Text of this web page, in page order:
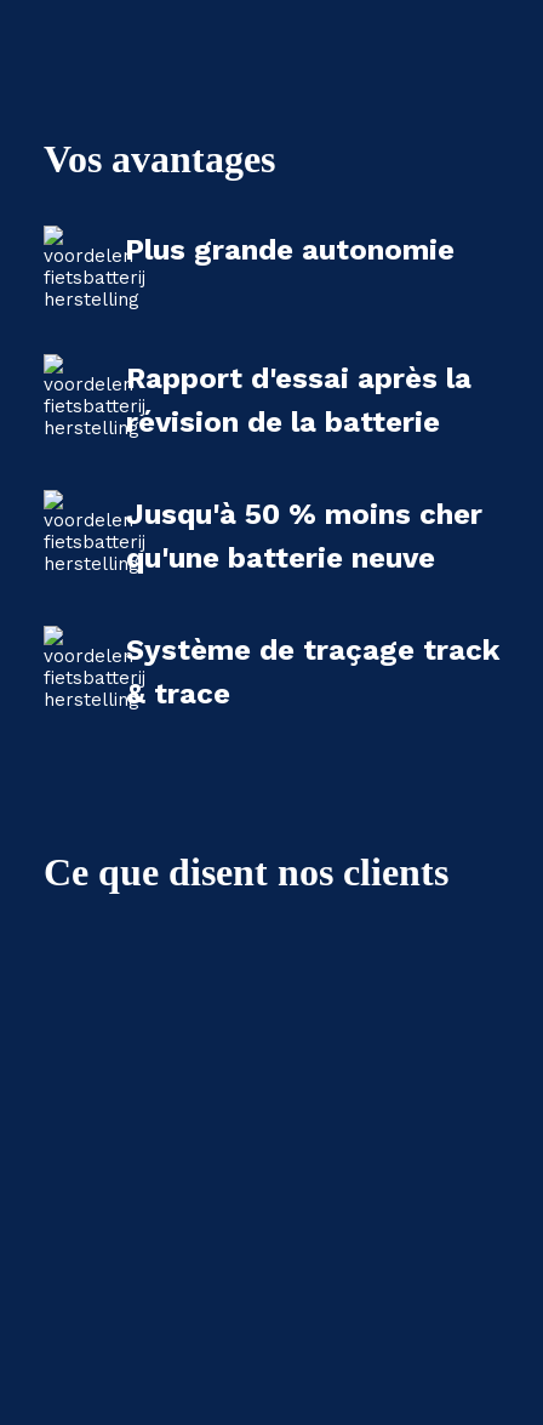
Vos avantages
Plus grande autonomie
Rapport d'essai après la
révision de la batterie
Jusqu'à 50 % moins cher
qu'une batterie neuve
Système de traçage track
& trace
Ce que disent nos clients